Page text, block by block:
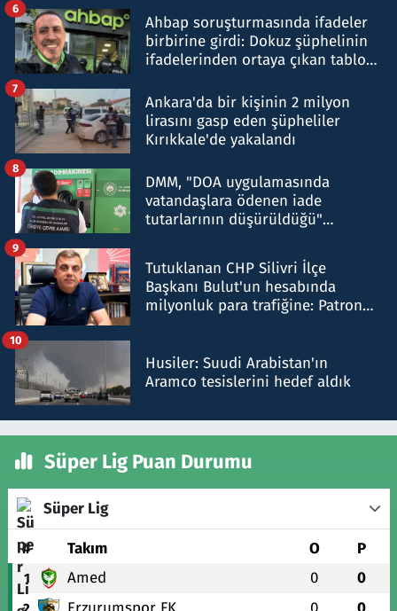
Ahbap soruşturmasında ifadeler
birbirine girdi: Dokuz şüphelinin
ifadelerinden ortaya çıkan tablo
6
Ankara'da bir kişinin 2 milyon
lirasını gasp eden şüpheliler
Kırıkkale'de yakalandı
7
DMM, "DOA uygulamasında
vatandaşlara ödenen iade
tutarlarının düşürüldüğü"
8
Tutuklanan CHP Silivri İlçe
Başkanı Bulut'un hesabında
milyonluk para trafiğine: Patron
9
Husiler: Suudi Arabistan'ın
Aramco tesislerini hedef aldık
10
Süper Lig Puan Durumu
Süper Lig
# Takım O P
1 Amed 0 0